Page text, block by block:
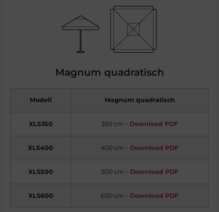
Magnum quadratisch
Modell Magnum quadratisch
XLS350 350 cm – Download PDF
XLS400 400 cm – Download PDF
XLS500 500 cm –Download PDF
XLS600 600 cm – Download PDF